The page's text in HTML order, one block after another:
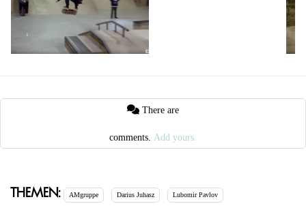
comments. Add yours.
Themen: AMgruppe Darius Juhasz Lubomir Pavlov